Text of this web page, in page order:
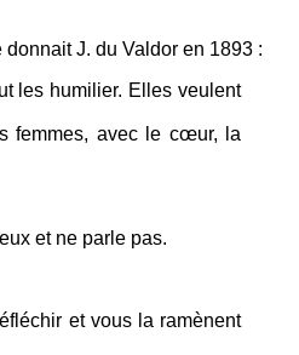
J. du Valdor en 1893 :
les humilier. Elles veulent
femmes, avec le cœur, la
et ne parle pas.
et vous la ramènent